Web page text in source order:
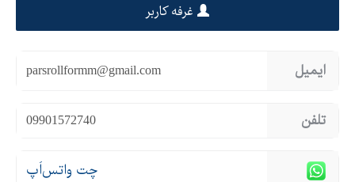
غرفه کاربر
ایمیل parsrollformm@gmail.com
تلفن 09901572740
چت واتس‌اَپ